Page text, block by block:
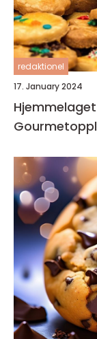
redaktionel
17. January 2024